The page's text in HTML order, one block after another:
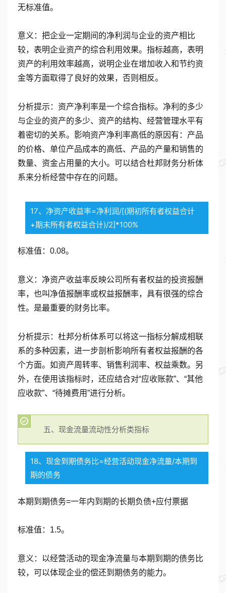
无标准值。
意义：把企业一定期间的净利润与企业的资产相比
较，表明企业资产的综合利用效果。指标越高，表明
资产的利用效率越高，说明企业在增加收入和节约资
金等方面取得了良好的效果，否则相反。
分析提示：资产净利率是一个综合指标。净利的多少
与企业的资产的多少、资产的结构、经营管理水平有
着密切的关系。影响资产净利率高低的原因有：产品
的价格、单位产品成本的高低、产品的产量和销售的
数量、资金占用量的大小。可以结合杜邦财务分析体
系来分析经营中存在的问题。
17、净资产收益率=净利润/[(期初所有者权益合计
+期末所有者权益合计)/2]*100%
标准值：0.08。
意义：净资产收益率反映公司所有者权益的投资报酬
率，也叫净值报酬率或权益报酬率，具有很强的综合
性。是最重要的财务比率。
分析提示：杜邦分析体系可以将这一指标分解成相联
系的多种因素，进一步剖析影响所有者权益报酬的各
个方面。如资产周转率、销售利润率、权益乘数。另
外，在使用该指标时，还应结合对“应收账款”、“其他
应收款”、“待摊费用”进行分析。
五、现金流量流动性分析类指标
18、现金到期债务比=经营活动现金净流量/本期到
期的债务
本期到期债务=一年内到期的长期负债+应付票据
标准值：1.5。
意义：以经营活动的现金净流量与本期到期的债务比
较，可以体现企业的偿还到期债务的能力。